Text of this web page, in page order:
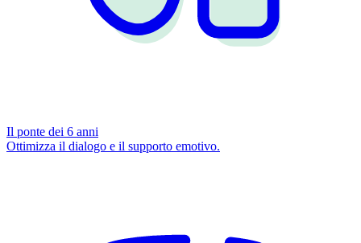
Il ponte dei 6 anni
Ottimizza il dialogo e il supporto emotivo.